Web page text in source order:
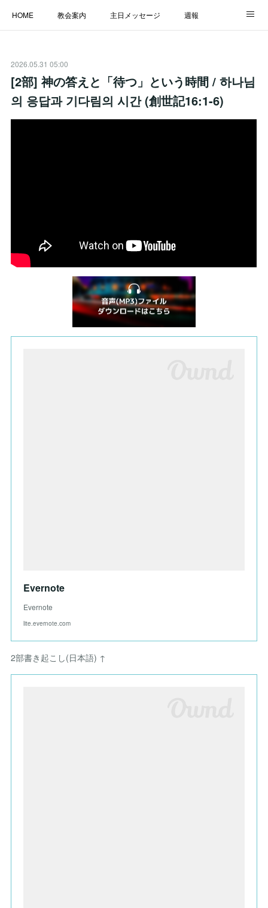
HOME 教会案内 主日メッセージ 週報
LINK
2026.05.31 05:00
[2部] 神の答えと「待つ」という時間 / 하나님
의 응답과 기다림의 시간 (創世記16:1-6)
Evernote
Evernote
lite.evernote.com
2部書き起こし(日本語) ↑